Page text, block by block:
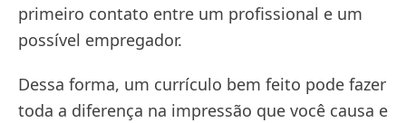
primeiro contato entre um profissional e um
possível empregador.
Dessa forma, um currículo bem feito pode fazer
toda a diferença na impressão que você causa e